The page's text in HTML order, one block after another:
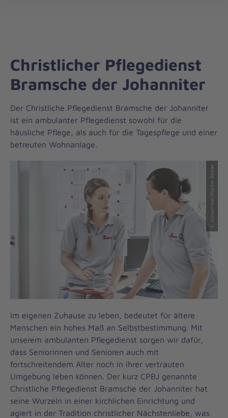
Christlicher Pflegedienst
Bramsche der Johanniter
Der Christliche Pflegedienst Bramsche der Johanniter
ist ein ambulanter Pflegedienst sowohl für die
häusliche Pflege, als auch für die Tagespflege und einer
betreuten Wohnanlage.
© Johanniter/Martin Bühler
Im eigenen Zuhause zu leben, bedeutet für ältere
Menschen ein hohes Maß an Selbstbestimmung. Mit
unserem ambulanten Pflegedienst sorgen wir dafür,
dass Seniorinnen und Senioren auch mit
fortschreitendem Alter noch in ihrer vertrauten
Umgebung leben können. Der kurz CPBJ genannte
Christliche Pflegedienst Bramsche der Johanniter hat
seine Wurzeln in einer kirchlichen Einrichtung und
agiert in der Tradition christlicher Nächstenliebe, was